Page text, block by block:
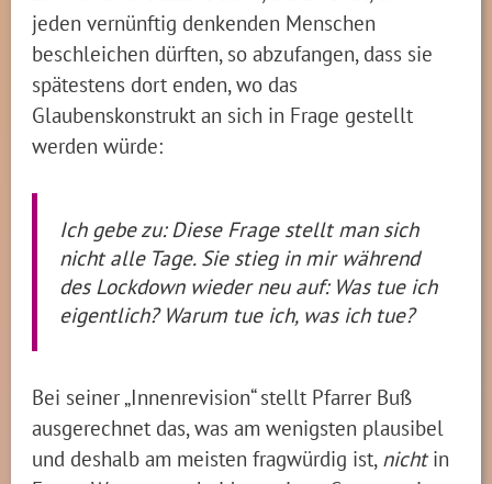
jeden vernünftig denkenden Menschen
beschleichen dürften, so abzufangen, dass sie
spätestens dort enden, wo das
Glaubenskonstrukt an sich in Frage gestellt
werden würde:
Ich gebe zu: Diese Frage stellt man sich
nicht alle Tage. Sie stieg in mir während
des Lockdown wieder neu auf: Was tue ich
eigentlich? Warum tue ich, was ich tue?
Bei seiner „Innenrevision“ stellt Pfarrer Buß
ausgerechnet das, was am wenigsten plausibel
und deshalb am meisten fragwürdig ist, nichtin